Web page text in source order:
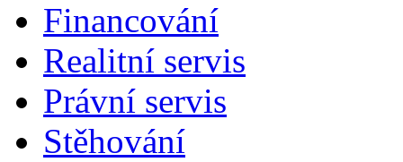
Financování
Realitní servis
Právní servis
Stěhování